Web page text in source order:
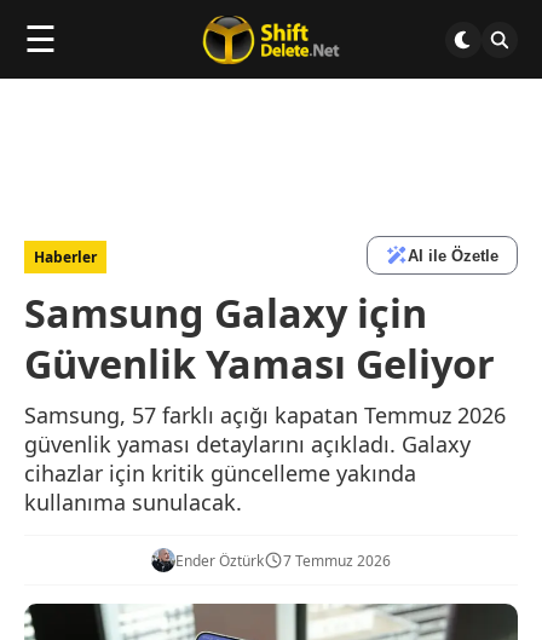
☰
Haberler AI ile Özetle
Samsung Galaxy için
Güvenlik Yaması Geliyor
Samsung, 57 farklı açığı kapatan Temmuz 2026
güvenlik yaması detaylarını açıkladı. Galaxy
cihazlar için kritik güncelleme yakında
kullanıma sunulacak.
Ender Öztürk 7 Temmuz 2026